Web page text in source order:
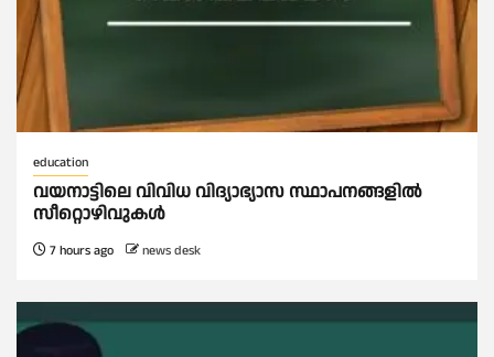
education
വയനാട്ടിലെ വിവിധ വിദ്യാഭ്യാസ സ്ഥാപനങ്ങളിൽ
സീറ്റൊഴിവുകൾ
7 hours ago news desk